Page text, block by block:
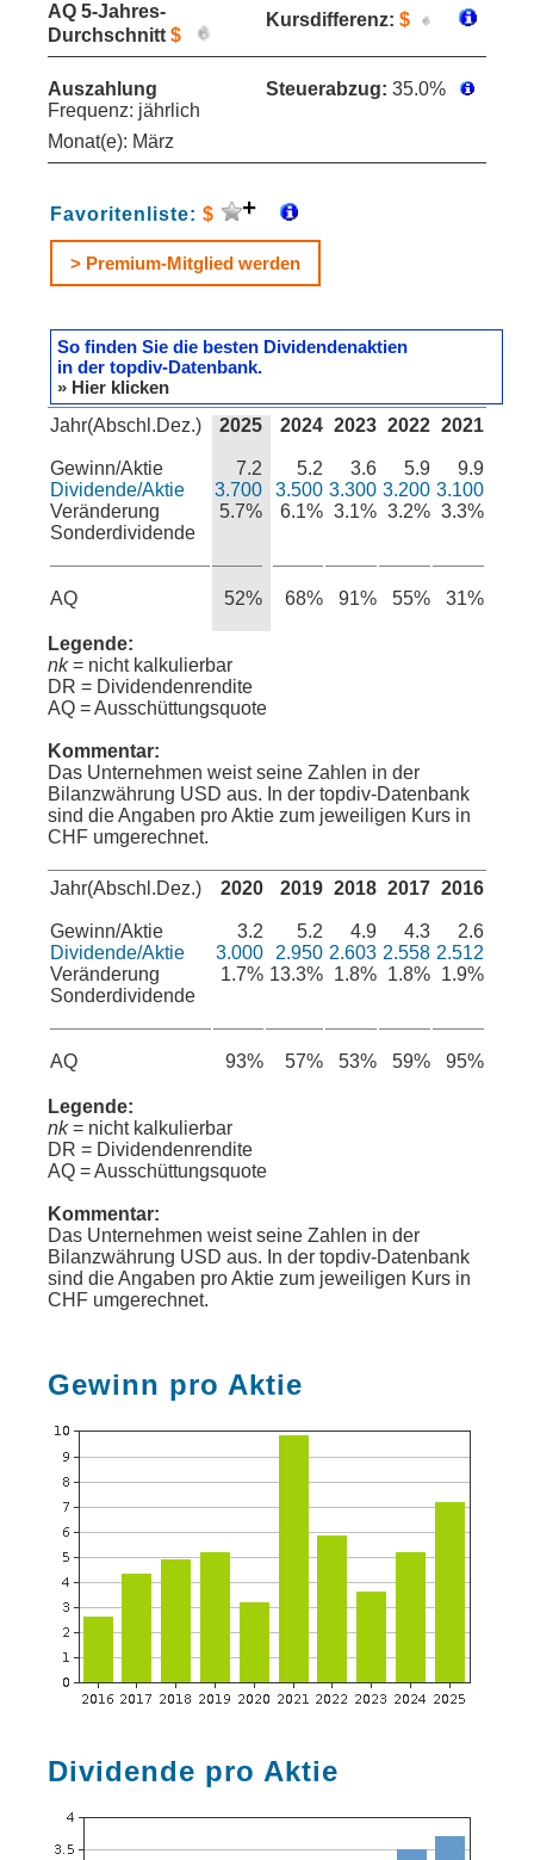
AQ 5-Jahres-
Durchschnitt $
Kursdifferenz: $
Auszahlung
Frequenz: jährlich
Monat(e): März
Steuerabzug: 35.0%
Favoritenliste: $
> Premium-Mitglied werden
So finden Sie die besten Dividendenaktien
in der topdiv-Datenbank.
» Hier klicken
Jahr(Abschl.Dez.)
Gewinn/Aktie
Dividende/Aktie
Veränderung
Sonderdividende
AQ
2025
7.2
3.700
5.7%
52%
2024
5.2
3.500
6.1%
68%
2023
3.6
3.300
3.1%
91%
2022
5.9
3.200
3.2%
55%
2021
9.9
3.100
3.3%
31%
Legende:
nk= nicht kalkulierbar
DR = Dividendenrendite
AQ = Ausschüttungsquote
Kommentar:
Das Unternehmen weist seine Zahlen in der
Bilanzwährung USD aus. In der topdiv-Datenbank
sind die Angaben pro Aktie zum jeweiligen Kurs in
CHF umgerechnet.
Jahr(Abschl.Dez.)
Gewinn/Aktie
Dividende/Aktie
Veränderung
Sonderdividende
AQ
2020
3.2
3.000
1.7%
93%
2019
5.2
2.950
13.3%
57%
2018
4.9
2.603
1.8%
53%
2017
4.3
2.558
1.8%
59%
2016
2.6
2.512
1.9%
95%
Legende:
nk= nicht kalkulierbar
DR = Dividendenrendite
AQ = Ausschüttungsquote
Kommentar:
Das Unternehmen weist seine Zahlen in der
Bilanzwährung USD aus. In der topdiv-Datenbank
sind die Angaben pro Aktie zum jeweiligen Kurs in
CHF umgerechnet.
Gewinn pro Aktie
Dividende pro Aktie